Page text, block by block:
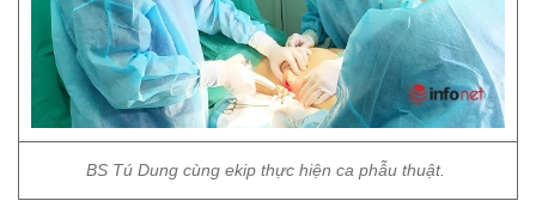
BS Tú Dung cùng ekip thực hiện ca phẫu thuật.